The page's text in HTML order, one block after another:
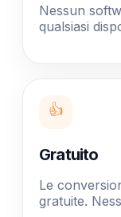
Nessun
qualsiasi
👍
Gratuito
Le
gratuite.